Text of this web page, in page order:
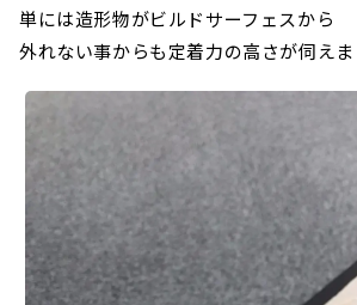
単には造形物がビルドサーフェスから
外れない事からも定着力の高さが伺えま